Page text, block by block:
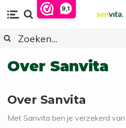
9,1
Over Sanvita
Over Sanvita
Met Sanvita ben je verzekerd